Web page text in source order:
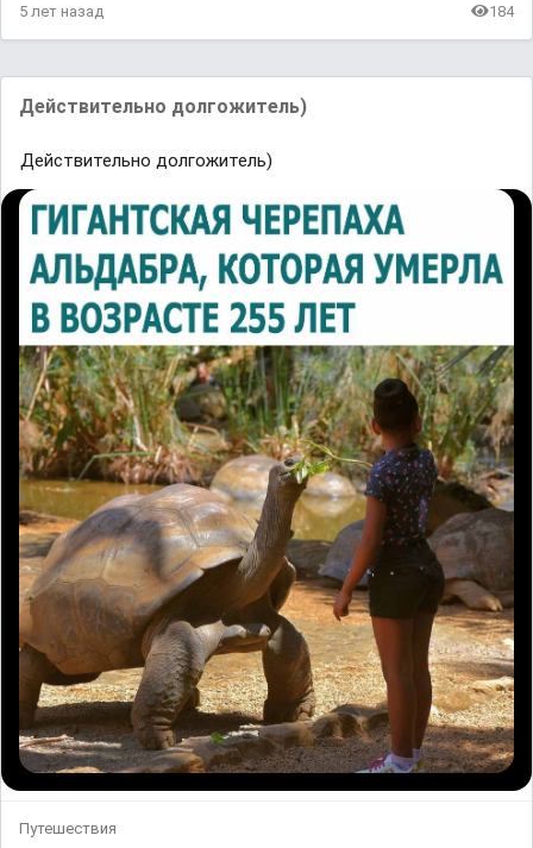
5 лет назад 184
Действительно долгожитель)
Действительно долгожитель)
Путешествия